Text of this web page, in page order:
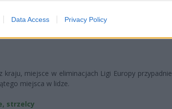
Data Access Privacy Policy
miejsce w eliminacjach Ligi Europy przypadnie
miejsca w lidze.
strzelcy